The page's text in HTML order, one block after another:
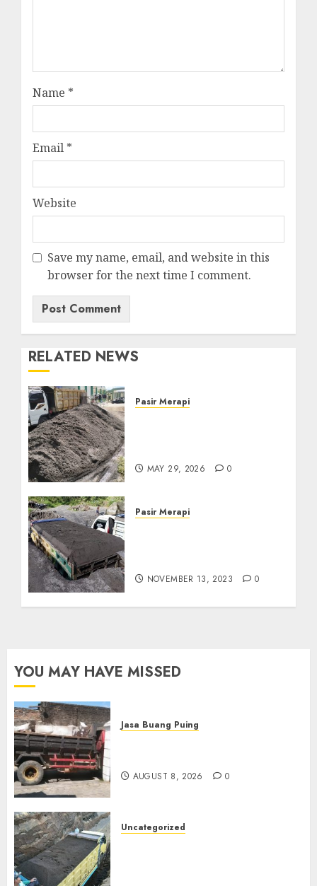
Name *
Email *
Website
Save my name, email, and website in this
browser for the next time I comment.
RELATED NEWS
Pasir Merapi
MAY 29, 2026 0
Pasir Merapi
NOVEMBER 13, 2023 0
YOU MAY HAVE MISSED
Jasa Buang Puing
AUGUST 8, 2026 0
Uncategorized